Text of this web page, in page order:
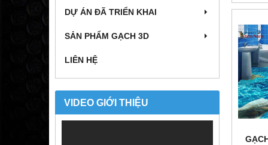
DỰ ÁN ĐÃ TRIỂN KHAI
SẢN PHẨM GẠCH 3D
LIÊN HỆ
VIDEO GIỚI THIỆU